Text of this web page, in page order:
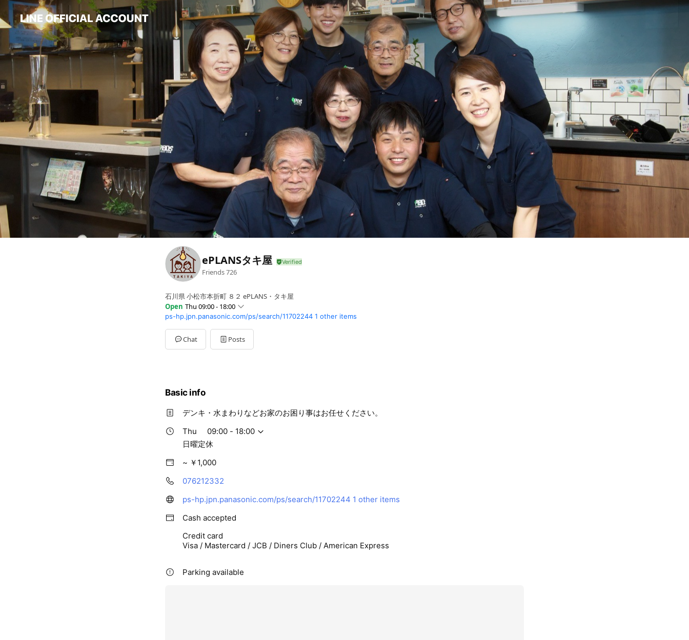
ePLANSタキ屋
Friends726
石川県 小松市本折町 ８２ ePLANS・タキ屋
Open Thu 09:00 - 18:00
SunClosed
Mon09:00 - 18:00
Tue09:00 - 18:00
Wed09:00 - 18:00
ps-hp.jpn.panasonic.com/ps/search/11702244 1 other items
Chat Posts
Basic info
デンキ・水まわりなどお家のお困り事はお任せください。
Thu
09:00 - 18:00
日曜定休
~ ￥1,000
076212332
ps-hp.jpn.panasonic.com/ps/search/11702244 1 other items
Cash accepted
Credit card
Visa / Mastercard / JCB / Diners Club / American Express
Parking available